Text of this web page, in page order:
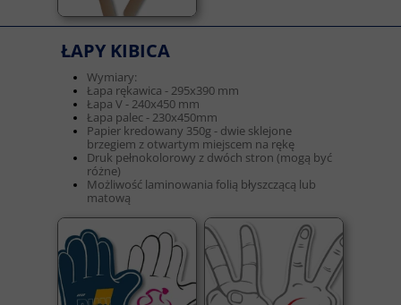
Wymiary:
Łapa rękawica - 295x390 mm
Łapa V - 240x450 mm
Łapa palec - 230x450mm
Papier kredowany 350g - dwie sklejone
brzegiem z otwartym miejscem na rękę
Druk pełnokolorowy z dwóch stron (mogą być
różne)
Możliwość laminowania folią błyszczącą lub
matową
ŁAPY KIBICA